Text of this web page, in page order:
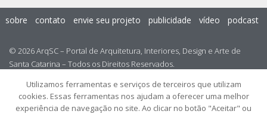
© 2026 ArqSC – Portal de Arquitetura, Interiores, Design e Arte de
Santa Catarina – Todos os Direitos Reservados.
sobre contato envie seu projeto publicidade vídeo podcast
Utilizamos ferramentas e serviços de terceiros que utilizam
cookies. Essas ferramentas nos ajudam a oferecer uma melhor
experiência de navegação no site. Ao clicar no botão "Aceitar" ou